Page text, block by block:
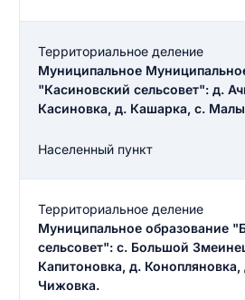
Территориальное деление
Муниципальное
"Касиновский сельсовет": д.
Касиновка, д. Кашарка, с.
Населенный пункт
Территориальное деление
Муниципальное образование
сельсовет": с. Большой
Капитоновка, д.
Чижовка.